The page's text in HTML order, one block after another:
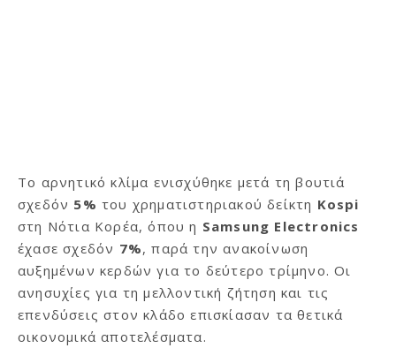
Το αρνητικό κλίμα ενισχύθηκε μετά τη βουτιά
σχεδόν 5% του χρηματιστηριακού δείκτη Kospi
στη Νότια Κορέα, όπου η Samsung Electronics
έχασε σχεδόν 7%, παρά την ανακοίνωση
αυξημένων κερδών για το δεύτερο τρίμηνο. Οι
ανησυχίες για τη μελλοντική ζήτηση και τις
επενδύσεις στον κλάδο επισκίασαν τα θετικά
οικονομικά αποτελέσματα.